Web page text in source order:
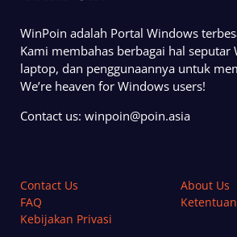
WinPoin adalah Portal Windows
Kami membahas berbagai hal seputar
laptop, dan penggunaannya untuk
We’re heaven for Windows users!
Contact us: winpoin@poin.asia
Contact Us
About Us
FAQ
Kebijakan Privasi